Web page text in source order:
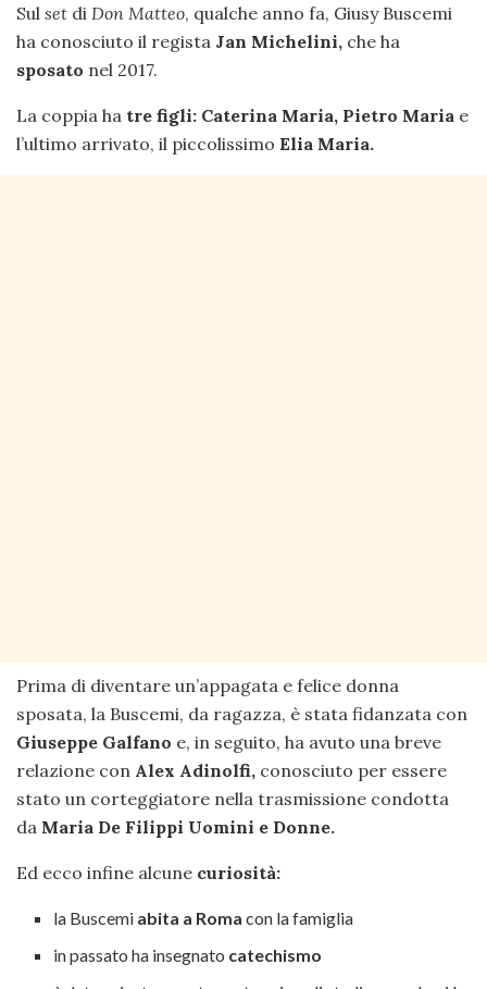
Sul set di Don Matteo, qualche anno fa, Giusy Buscemi
ha conosciuto il regista Jan Michelini, che ha
sposato nel 2017.
La coppia ha tre figli: Caterina Maria, Pietro Maria e
l’ultimo arrivato, il piccolissimo Elia Maria.
Prima di diventare un’appagata e felice donna
sposata, la Buscemi, da ragazza, è stata fidanzata con
Giuseppe Galfano e, in seguito, ha avuto una breve
relazione con Alex Adinolfi, conosciuto per essere
stato un corteggiatore nella trasmissione condotta
da Maria De Filippi Uomini e Donne.
Ed ecco infine alcune curiosità:
la Buscemi abita a Roma con la famiglia
in passato ha insegnato catechismo